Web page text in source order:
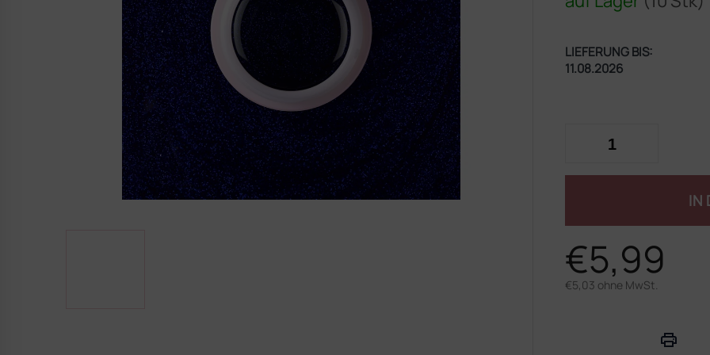
€5,99
€5,03 ohne MwSt.
LIEFERUNG BIS:
11.08.2026
IN